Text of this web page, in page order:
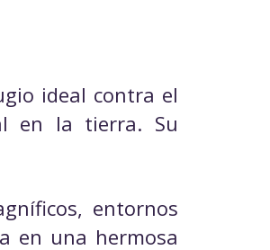
ideal contra el
en la tierra. Su
entornos
en una hermosa